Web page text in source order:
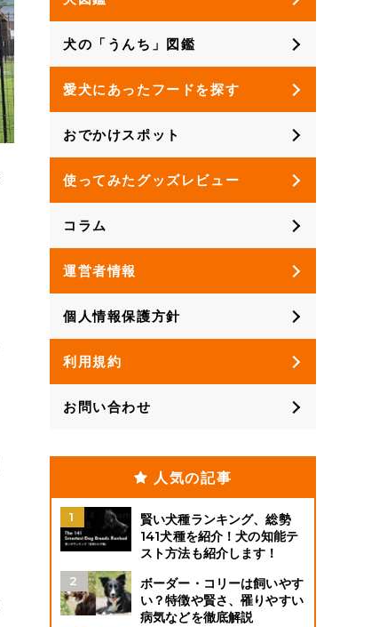
犬の「うんち」図鑑
愛犬にあったフードを探す
おでかけスポット
使ってみたグッズレビュー
コラム
運営者情報
個人情報保護方針
利用規約
お問い合わせ
人気の記事
賢い犬種ランキング、総勢
141犬種を紹介！犬の知能テ
スト方法も紹介します！
ボーダー・コリーは飼いやす
い？特徴や賢さ、罹りやすい
病気などを徹底解説